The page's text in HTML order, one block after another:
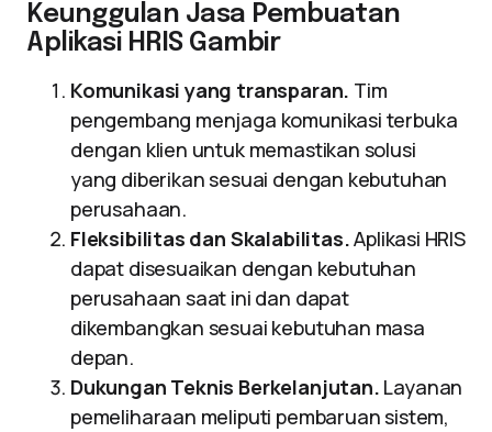
Keunggulan Jasa Pembuatan
Aplikasi HRIS Gambir
Komunikasi yang transparan. Tim
pengembang menjaga komunikasi terbuka
dengan klien untuk memastikan solusi
yang diberikan sesuai dengan kebutuhan
perusahaan.
Fleksibilitas dan Skalabilitas.Aplikasi HRIS
dapat disesuaikan dengan kebutuhan
perusahaan saat ini dan dapat
dikembangkan sesuai kebutuhan masa
depan.
Dukungan Teknis Berkelanjutan. Layanan
pemeliharaan meliputi pembaruan sistem,